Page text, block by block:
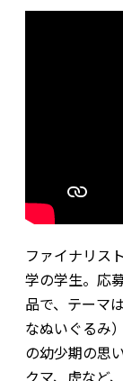
ファイナリス
学の学生。応
品で、テーマ
なぬいぐるみ
の幼少期の思